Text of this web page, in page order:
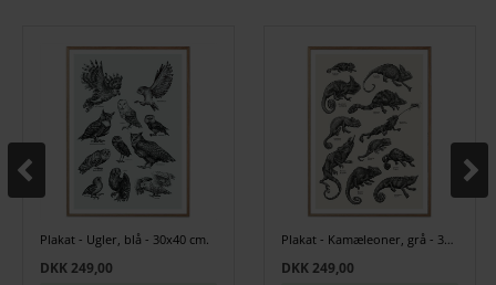
Plakat - Ugler, blå - 30x40 cm.
DKK 249,00
Plakat - Kamæleoner, grå - 30x40 cm.
DKK 249,00